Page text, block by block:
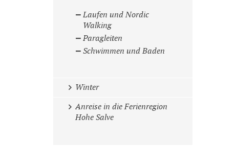
Laufen und Nordic
Walking
Paragleiten
Schwimmen und Baden
Winter
Anreise in die Ferienregion
Hohe Salve